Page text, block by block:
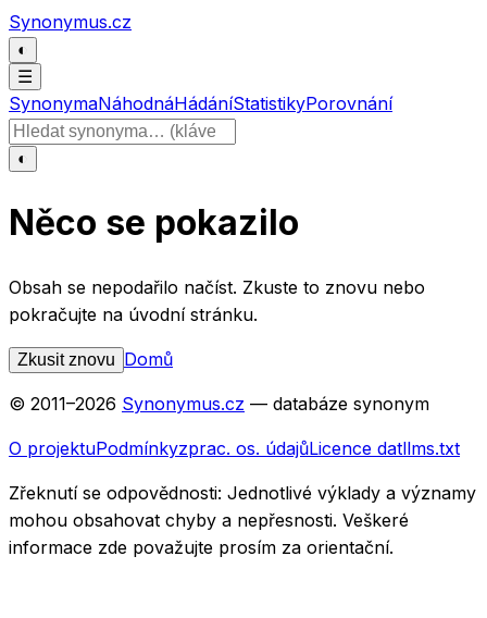
Přeskočit na obsah
Synonymus.cz
◐
☰
SynonymaNáhodnáHádáníStatistikyPorovnání
Hledat slovo
◐
Něco se pokazilo
Obsah se nepodařilo načíst. Zkuste to znovu nebo
pokračujte na úvodní stránku.
Zkusit znovu Domů
© 2011–2026 Synonymus.cz — databáze synonym
O projektuPodmínkyzprac. os. údajůLicence datllms.txt
Zřeknutí se odpovědnosti: Jednotlivé výklady a významy
mohou obsahovat chyby a nepřesnosti. Veškeré
informace zde považujte prosím za orientační.